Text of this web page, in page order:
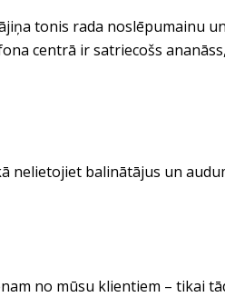
tonis rada noslēpumainu
centrā ir satriecošs
nelietojiet balinātājus un
no mūsu klientiem – tikai